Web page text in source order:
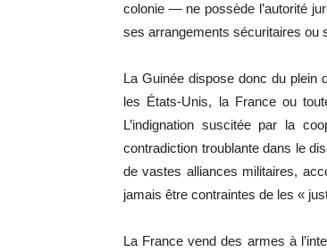
colonie — ne possède l’autorité
ses arrangements sécuritaires ou
La Guinée dispose donc du plein
les États-Unis, la France ou
L’indignation suscitée par la
contradiction troublante dans le
de vastes alliances militaires,
jamais être contraintes de les «
La France vend des armes à